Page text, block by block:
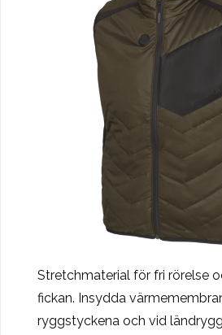
Stretchmaterial för fri rörelse
fickan. Insydda
ryggstyckena och vid